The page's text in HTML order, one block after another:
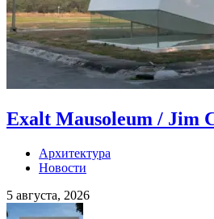
Exalt Mausoleum / Jim
Архитектура
Новости
5 августа, 2026